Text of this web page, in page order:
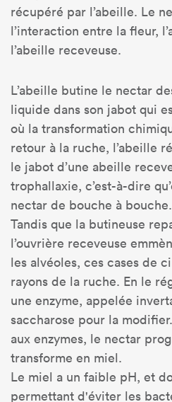
récupéré par l’abeille. Le
l’interaction entre la fleur,
l’abeille receveuse.
L’abeille butine le nectar
liquide dans son jabot qui
où la transformation
retour à la ruche, l’abeille
le jabot d’une abeille
trophallaxie, c’est-à-dire
nectar de bouche à bouche.
Tandis que la butineuse
l’ouvrière receveuse
les alvéoles, ces cases de
rayons de la ruche. En le
une enzyme, appelée
saccharose pour la
aux enzymes, le nectar
transforme en miel.
Le miel a un faible pH, et
permettant d'éviter les